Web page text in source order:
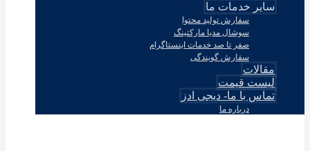
سایر خدمات ما
سفارش تولید محتوا
سوشال مدیا مارکتینگ
صفر تا صد خدمات اینستاگرام
سفارش گویندگی
مقالات
لیست قیمت
تماس با ما- دیجی ادز
درباره ما